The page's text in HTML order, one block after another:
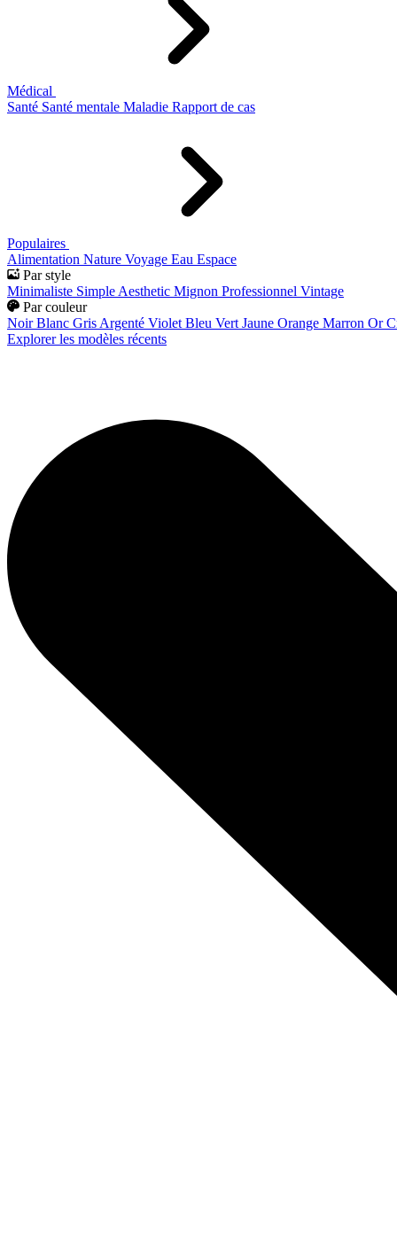
Médical
Santé Santé mentale Maladie Rapport de cas
Populaires
Alimentation Nature Voyage Eau Espace
Par style
Minimaliste Simple Aesthetic Mignon Professionnel Vintage
Par couleur
Noir Blanc Gris Argenté Violet Bleu Vert Jaune Orange Marron Or
Explorer les modèles récents